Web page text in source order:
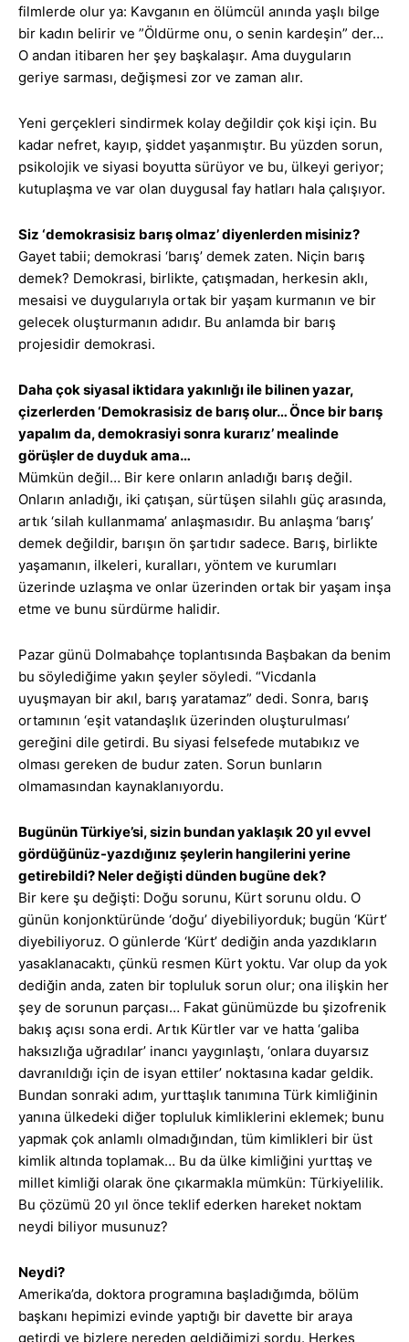
filmlerde olur ya: Kavganın en ölümcül anında yaşlı bilge
bir kadın belirir ve ”Öldürme onu, o senin kardeşin” der…
O andan itibaren her şey başkalaşır. Ama duyguların
geriye sarması, değişmesi zor ve zaman alır.
Yeni gerçekleri sindirmek kolay değildir çok kişi için. Bu
kadar nefret, kayıp, şiddet yaşanmıştır. Bu yüzden sorun,
psikolojik ve siyasi boyutta sürüyor ve bu, ülkeyi geriyor;
kutuplaşma ve var olan duygusal fay hatları hala çalışıyor.
Siz ‘demokrasisiz barış olmaz’ diyenlerden misiniz?
Gayet tabii; demokrasi ‘barış’ demek zaten. Niçin barış
demek? Demokrasi, birlikte, çatışmadan, herkesin aklı,
mesaisi ve duygularıyla ortak bir yaşam kurmanın ve bir
gelecek oluşturmanın adıdır. Bu anlamda bir barış
projesidir demokrasi.
Daha çok siyasal iktidara yakınlığı ile bilinen yazar,
çizerlerden ‘Demokrasisiz de barış olur… Önce bir barış
yapalım da, demokrasiyi sonra kurarız’ mealinde
görüşler de duyduk ama…
Mümkün değil… Bir kere onların anladığı barış değil.
Onların anladığı, iki çatışan, sürtüşen silahlı güç arasında,
artık ‘silah kullanmama’ anlaşmasıdır. Bu anlaşma ‘barış’
demek değildir, barışın ön şartıdır sadece. Barış, birlikte
yaşamanın, ilkeleri, kuralları, yöntem ve kurumları
üzerinde uzlaşma ve onlar üzerinden ortak bir yaşam inşa
etme ve bunu sürdürme halidir.
Pazar günü Dolmabahçe toplantısında Başbakan da benim
bu söylediğime yakın şeyler söyledi. “Vicdanla
uyuşmayan bir akıl, barış yaratamaz” dedi. Sonra, barış
ortamının ‘eşit vatandaşlık üzerinden oluşturulması’
gereğini dile getirdi. Bu siyasi felsefede mutabıkız ve
olması gereken de budur zaten. Sorun bunların
olmamasından kaynaklanıyordu.
Bugünün Türkiye’si, sizin bundan yaklaşık 20 yıl evvel
gördüğünüz-yazdığınız şeylerin hangilerini yerine
getirebildi? Neler değişti dünden bugüne dek?
Bir kere şu değişti: Doğu sorunu, Kürt sorunu oldu. O
günün konjonktüründe ‘doğu’ diyebiliyorduk; bugün ‘Kürt’
diyebiliyoruz. O günlerde ‘Kürt’ dediğin anda yazdıkların
yasaklanacaktı, çünkü resmen Kürt yoktu. Var olup da yok
dediğin anda, zaten bir topluluk sorun olur; ona ilişkin her
şey de sorunun parçası… Fakat günümüzde bu şizofrenik
bakış açısı sona erdi. Artık Kürtler var ve hatta ‘galiba
haksızlığa uğradılar’ inancı yaygınlaştı, ‘onlara duyarsız
davranıldığı için de isyan ettiler’ noktasına kadar geldik.
Bundan sonraki adım, yurttaşlık tanımına Türk kimliğinin
yanına ülkedeki diğer topluluk kimliklerini eklemek; bunu
yapmak çok anlamlı olmadığından, tüm kimlikleri bir üst
kimlik altında toplamak… Bu da ülke kimliğini yurttaş ve
millet kimliği olarak öne çıkarmakla mümkün: Türkiyelilik.
Bu çözümü 20 yıl önce teklif ederken hareket noktam
neydi biliyor musunuz?
Neydi?
Amerika’da, doktora programına başladığımda, bölüm
başkanı hepimizi evinde yaptığı bir davette bir araya
getirdi ve bizlere nereden geldiğimizi sordu. Herkes